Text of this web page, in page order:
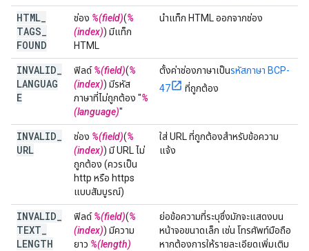
HTML
TAGS
FOUND
ช่อง %(field)(%
(index)) มีแท็ก
HTML
นำแท็ก HTML ออกจากช่อง
INVALID
LANGUAG
E
ฟิลด์%(field)(%
(index)) มีรหัส
ภาษาที่ไม่ถูกต้อง "%
(language)"
ตั้งค่าช่องภาษาเป็นรหัสภาษา BCP-
47
ที่ถูกต้อง
INVALID
URL
ช่อง %(field)(%
(index)) มี URL ไม่
ถูกต้อง (ควรเป็น
http หรือ https
แบบสัมบูรณ์)
ใส่ URL ที่ถูกต้องสำหรับข้อความ
แจ้ง
INVALID
TEXT
LENGTH
ฟิลด์%(field)(%
(index)) มีความ
ยาว %(length)
ย่อข้อความที่ระบุซึ่งมักจะแสดงบน
หน้าจอขนาดเล็ก เช่น โทรศัพท์มือถือ
หากต้องการให้รายละเอียดเพิ่มเติม